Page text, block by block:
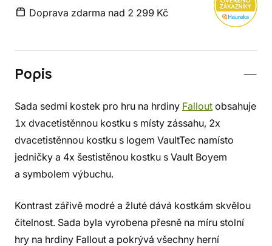
Doprava zdarma nad 2 299 Kč
Popis
Sada sedmi kostek pro hru na hrdiny Fallout obsahuje
1x dvacetistěnnou kostku s místy zássahu, 2x
dvacetistěnnou kostku s logem VaultTec namísto
jedničky a 4x šestistěnou kostku s Vault Boyem
a symbolem výbuchu.
Kontrast zářivě modré a žluté dává kostkám skvělou
čitelnost. Sada byla vyrobena přesně na míru stolní
hry na hrdiny Fallout a pokrývá všechny herní